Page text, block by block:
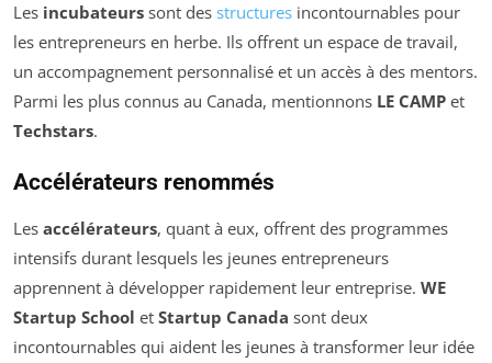
Les incubateurs sont des structures incontournables pour
les entrepreneurs en herbe. Ils offrent un espace de travail,
un accompagnement personnalisé et un accès à des mentors.
Parmi les plus connus au Canada, mentionnons LE CAMP et
Techstars.
Accélérateurs renommés
Les accélérateurs, quant à eux, offrent des programmes
intensifs durant lesquels les jeunes entrepreneurs
apprennent à développer rapidement leur entreprise. WE
Startup School et Startup Canada sont deux
incontournables qui aident les jeunes à transformer leur idée